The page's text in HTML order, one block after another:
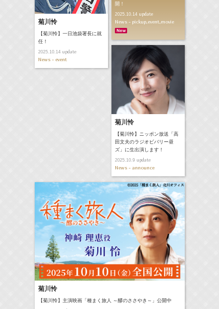
開！
2025.10.14update
News - pickup,event,movie
菊川怜
【菊川怜】一日池袋署長に就
任！
2025.10.14update
News - event
菊川怜
【菊川怜】ニッポン放送「高
田文夫のラジオビバリー昼
ズ」に生出演します！
2025.10.9update
News - announce
菊川怜
【菊川怜】主演映画「種まく旅人 ～醪のささやき～」公開中